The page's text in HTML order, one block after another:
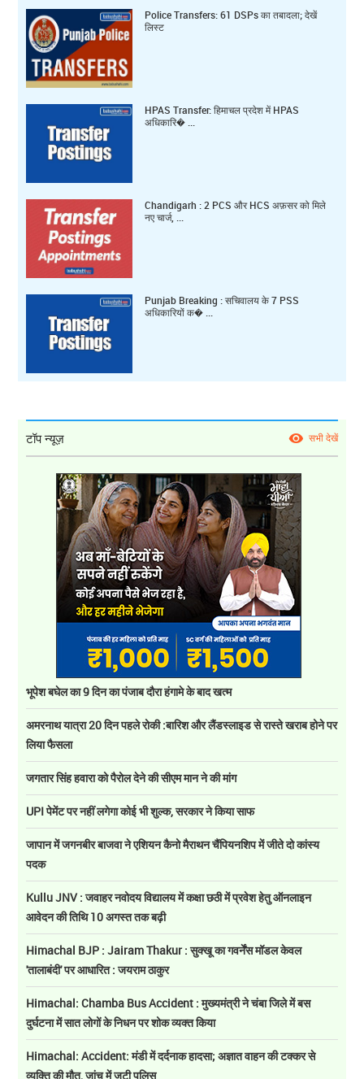
Police Transfers: 61 DSPs का तबादला; देखें
लिस्ट
HPAS Transfer: हिमाचल प्रदेश में HPAS
अधिकारि� ...
Chandigarh : 2 PCS और HCS अफ़सर को मिले
नए चार्ज, ...
Punjab Breaking : सचिवालय के 7 PSS
अधिकारियों क� ...
टॉप न्यूज़ सभी देखें
भूपेश बघेल का 9 दिन का पंजाब दौरा हंगामे के बाद खत्म
अमरनाथ यात्रा 20 दिन पहले रोकी :बारिश और लैंडस्लाइड से रास्ते खराब होने पर
लिया फैसला
जगतार सिंह हवारा को पैरोल देने की सीएम मान ने की मांग
UPI पेमेंट पर नहीं लगेगा कोई भी शुल्क, सरकार ने किया साफ
जापान में जगनबीर बाजवा ने एशियन कैनो मैराथन चैंपियनशिप में जीते दो कांस्य
पदक
Kullu JNV : जवाहर नवोदय विद्यालय में कक्षा छठी में प्रवेश हेतु ऑनलाइन
आवेदन की तिथि 10 अगस्त तक बढ़ी
Himachal BJP : Jairam Thakur : सुक्खू का गवर्नेंस मॉडल केवल
'तालाबंदी' पर आधारित : जयराम ठाकुर
Himachal: Chamba Bus Accident : मुख्यमंत्री ने चंबा जिले में बस
दुर्घटना में सात लोगों के निधन पर शोक व्यक्त किया
Himachal: Accident: मंडी में दर्दनाक हादसा; अज्ञात वाहन की टक्कर से
व्यक्ति की मौत, जांच में जुटी पुलिस